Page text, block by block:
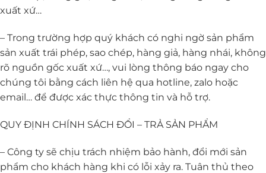
xuất xứ…
– Trong trường hợp quý khách có nghi ngờ sản phẩm
sản xuất trái phép, sao chép, hàng giả, hàng nhái, không
rõ nguồn gốc xuất xứ…, vui lòng thông báo ngay cho
chúng tôi bằng cách liên hệ qua hotline, zalo hoặc
email… để được xác thực thông tin và hỗ trợ.
QUY ĐỊNH CHÍNH SÁCH ĐỔI – TRẢ SẢN PHẨM
– Công ty sẽ chịu trách nhiệm bảo hành, đổi mới sản
phẩm cho khách hàng khi có lỗi xảy ra. Tuân thủ theo